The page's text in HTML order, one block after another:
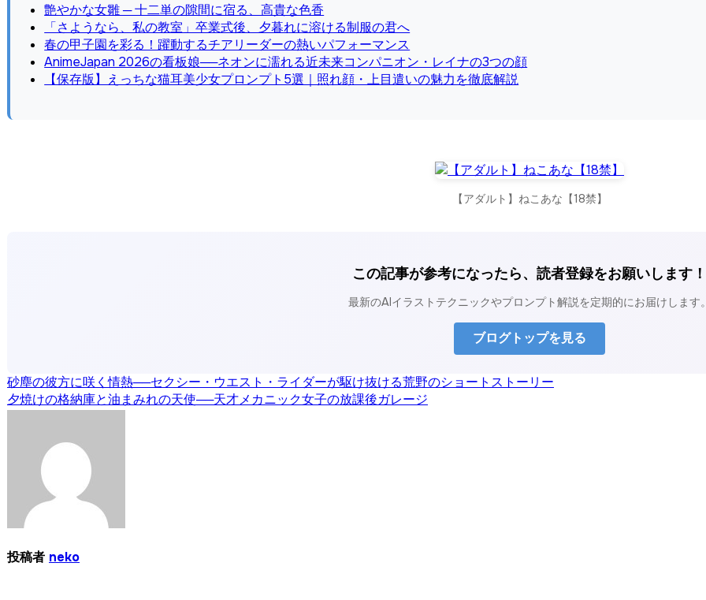
艶やかな女雛 ─ 十二単の隙間に宿る、高貴な色香
「さようなら、私の教室」卒業式後、夕暮れに溶ける制服の君へ
春の甲子園を彩る！躍動するチアリーダーの熱いパフォーマンス
AnimeJapan 2026の看板娘──ネオンに濡れる近未来コンパニオン・レイナの3つの顔
【保存版】えっちな猫耳美少女プロンプト5選｜照れ顔・上目遣いの魅力を徹底解説
【アダルト】ねこあな【18禁】
この記事が参考になったら、読者登録をお願いします！
最新のAIイラストテクニックやプロンプト解説を定期的にお届けします
ブログトップを見る
投
稿
ョ
砂塵の彼方に咲く情熱──セクシー・ウエスト・ライダーが駆け抜ける荒野のショートストーリー
夕焼けの格納庫と油まみれの天使──天才メカニック女子の放課後ガレージ
投稿者 neko